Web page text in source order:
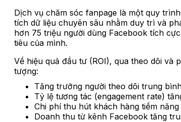
Dịch vụ chăm sóc fanpage là một quy
tích dữ liệu chuyên sâu nhằm duy trì và
hơn 75 triệu người dùng Facebook tích
tiêu của mình.
Về hiệu quả đầu tư (ROI), qua theo dõi
tượng:
Tăng trưởng người theo dõi trung
Tỷ lệ tương tác (engagement rate)
Chi phí thu hút khách hàng tiềm
Doanh thu từ kênh Facebook tăng